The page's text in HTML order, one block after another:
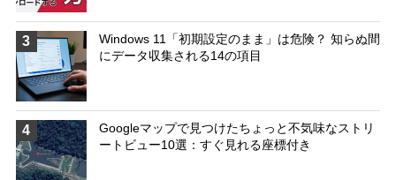
3
Windows 11「初期設定のまま」は危険？ 知らぬ間
にデータ収集される14の項目
4
Googleマップで見つけたちょっと不気味なストリ
ートビュー10選：すぐ見れる座標付き